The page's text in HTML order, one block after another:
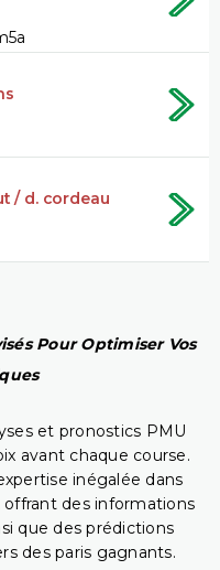
/ d. cordeau
Pour Optimiser Vos
et pronostics PMU
avant chaque course.
inégalée dans
offrant des informations
que des prédictions
des paris gagnants.